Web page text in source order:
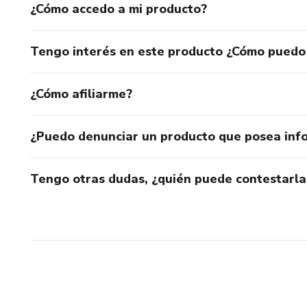
durante el proceso de aprendizaje, que para ella son el
¿Cómo accedo a mi producto?
Tengo interés en este producto ¿Cómo
¿Cómo afiliarme?
¿Puedo denunciar un producto que posea
Tengo otras dudas, ¿quién puede